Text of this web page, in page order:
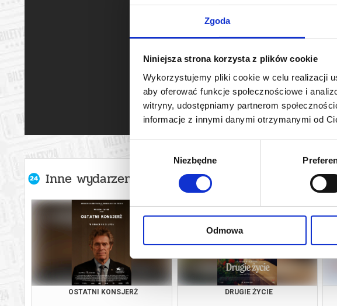
Zgoda
Niniejsza strona korzysta z plików cookie
Wykorzystujemy pliki cookie w celu realizacji
aby oferować funkcje społecznościowe i
witryny, udostępniamy partnerom
informacje z innymi danymi otrzymanymi od
zgody
Niezbędne
Odmowa
Inne wydarzenia organizatora
OSTATNI KONSJERŻ DRUGIE ŻYCIE